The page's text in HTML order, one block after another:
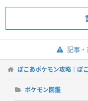
記事
ぽこあポケモン攻略｜ぽ
ポケモン図鑑